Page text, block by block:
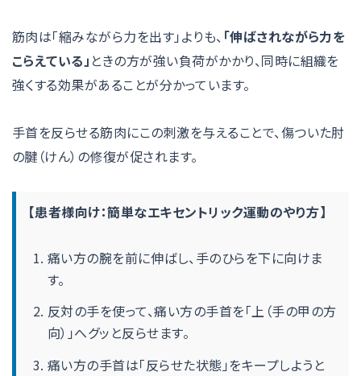
筋肉は「縮みながら力を出す」よりも、 「伸ばされながら力を
こらえている」 ときの方が強い負荷がかかり、同時に組織を
強くする効果があることが分かっています。
手首を反らせる筋肉にこの刺激を与えることで、傷ついた肘
の腱（けん）の修復が促されます。
【患者様向け：簡単なエキセントリック運動のやり方】
痛い方の腕を前に伸ばし、手のひらを下に向けま
す。
反対の手を使って、痛い方の手首を「上（手の甲の方
向）」へグッと反らせます。
痛い方の手首は「反らせた状態」をキープしようと